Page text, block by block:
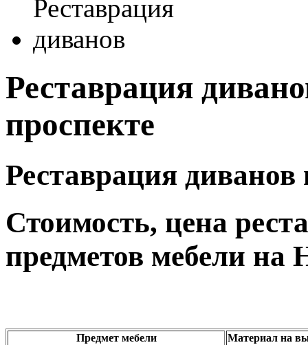
Реставрация
проспекте
Реставрация диванов
Стоимость, цена
предметов мебели на
Предмет мебели
Материал на